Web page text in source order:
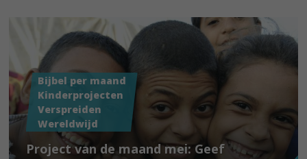
Bijbel per maand
Kinderprojecten
Verspreiden
Wereldwijd
Project van de maand mei: Geef